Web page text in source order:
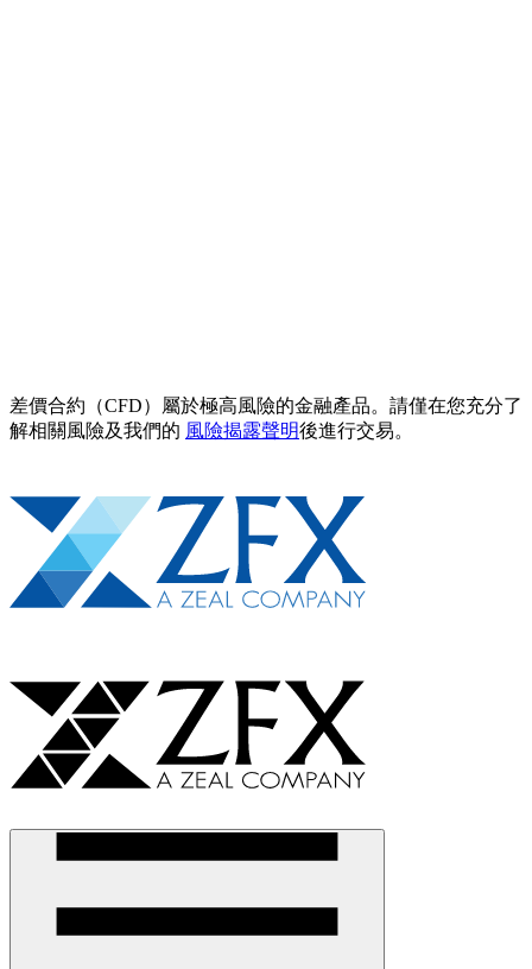
差價合約（CFD）屬於極高風險的金融產品。請僅在您充分了
解相關風險及我們的 風險揭露聲明後進行交易。